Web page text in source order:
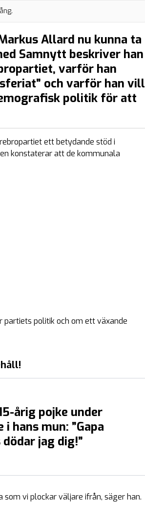
Allard nu kunna ta
Samnytt beskriver han
varför han
och varför han vill
politik för att
ett betydande stöd i
konstaterar att de kommunala
politik och om ett växande
årig pojke under
hans mun: ”Gapa
jag dig!”
som vi plockar väljare ifrån, säger han.